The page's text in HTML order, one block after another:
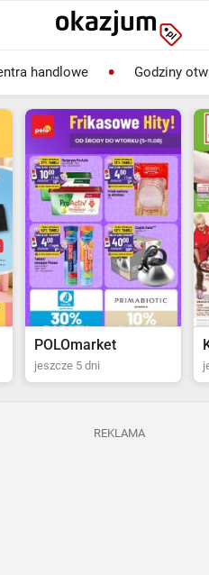
handlowe Godziny
Kaufland
jeszcze 5 dni
REKLAMA